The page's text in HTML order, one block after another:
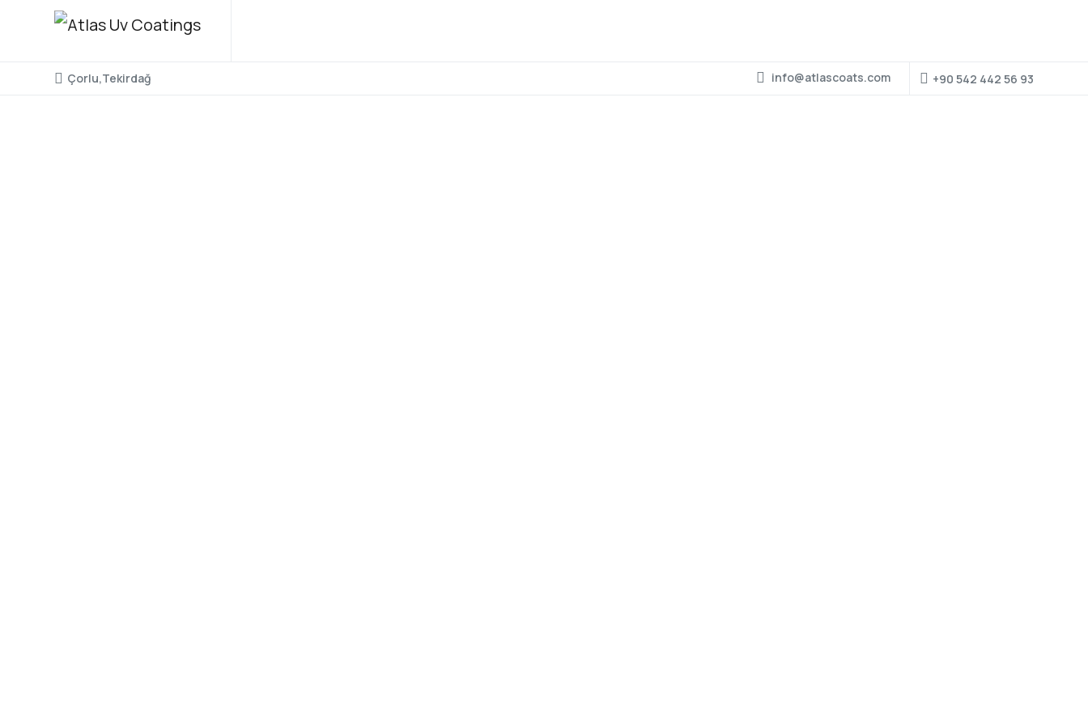
Çorlu,Tekirdağ info@atlascoats.com +90 542 442 56 93